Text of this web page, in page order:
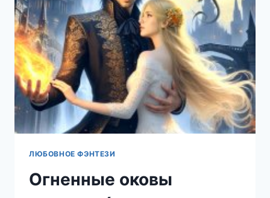
ЛЮБОВНОЕ ФЭНТЕЗИ
Огненные оковы